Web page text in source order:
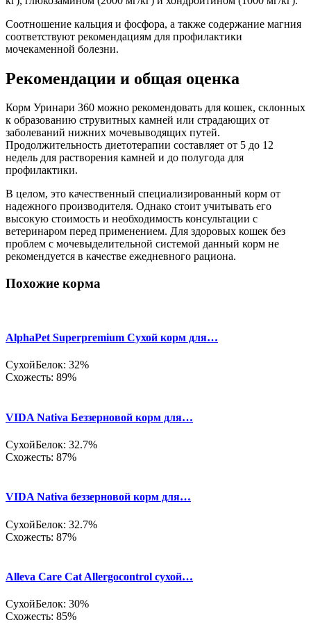
Соотношение кальция и фосфора, а также содержание магния
соответствуют рекомендациям для профилактики
мочекаменной болезни.
Рекомендации и общая оценка
Корм Уринари 360 можно рекомендовать для кошек, склонных
к образованию струвитных камней или страдающих от
заболеваний нижних мочевыводящих путей.
Продолжительность диетотерапии составляет от 5 до 12
недель для растворения камней и до полугода для
профилактики.
В целом, это качественный специализированный корм от
надежного производителя. Однако стоит учитывать его
высокую стоимость и необходимость консультации с
ветеринаром перед применением. Для здоровых кошек без
проблем с мочевыделительной системой данный корм не
рекомендуется в качестве ежедневного рациона.
Похожие корма
AlphaPet Superpremium Сухой корм для…
СухойБелок: 32%
Схожесть: 89%
VIDA Nativa Беззерновой корм для…
СухойБелок: 32.7%
Схожесть: 87%
VIDA Nativa беззерновой корм для…
СухойБелок: 32.7%
Схожесть: 87%
Alleva Care Cat Allergocontrol сухой…
СухойБелок: 30%
Схожесть: 85%